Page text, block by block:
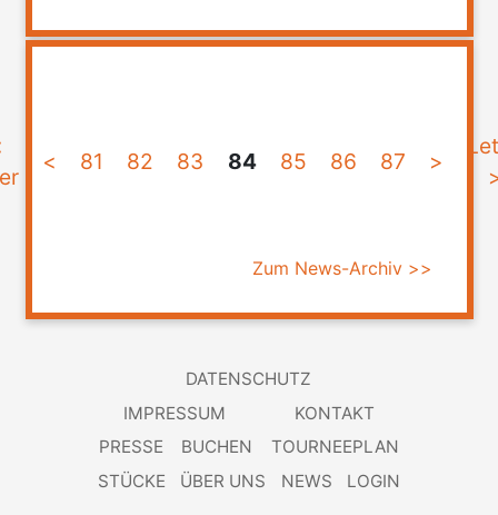
< 81 82 83 84 85 86 87 >
Zum News-Archiv >>
LOGIN
NEWS
ÜBER UNS
STÜCKE
TOURNEEPLAN
BUCHEN
PRESSE
KONTAKT
IMPRESSUM
DATENSCHUTZ